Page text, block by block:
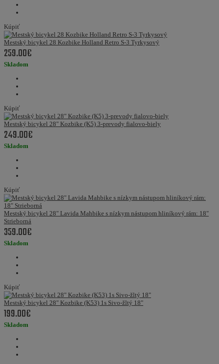
Kúpiť
Mestský bicykel 28 Kozbike Holland Retro S-3 Tyrkysový
259.00€
Skladom
Kúpiť
Mestský bicykel 28" Kozbike (K5) 3-prevody fialovo-biely
249.00€
Skladom
Kúpiť
Mestský bicykel 28" Lavida Mahbike s nízkym nástupom hliníkový rám: 18"
Strieborná
359.00€
Skladom
Kúpiť
Mestský bicykel 28" Kozbike (K53) 1s Sivo-žltý 18"
199.00€
Skladom